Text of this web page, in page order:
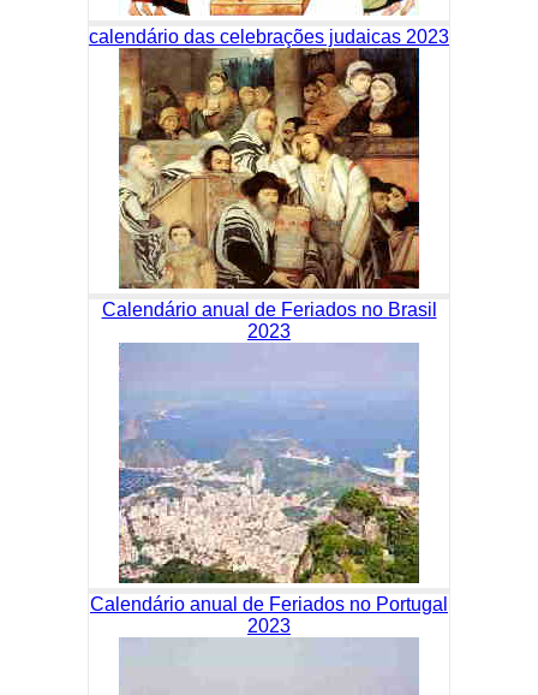
calendário das celebrações judaicas 2023
Calendário anual de Feriados no Brasil
2023
Calendário anual de Feriados no Portugal
2023